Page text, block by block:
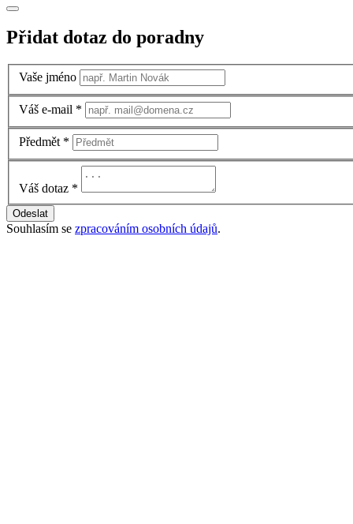
Přidat dotaz do poradny
Vaše jméno
Váš e-mail *
Předmět *
Váš dotaz *
Odeslat
Souhlasím se zpracováním osobních údajů.